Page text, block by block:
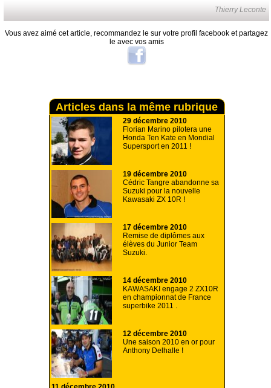
Thierry Leconte
Vous avez aimé cet article, recommandez le sur votre profil facebook et partagez
le avec vos amis
Articles dans la même rubrique
29 décembre 2010
Florian Marino pilotera une
Honda Ten Kate en Mondial
Supersport en 2011 !
19 décembre 2010
Cédric Tangre abandonne sa
Suzuki pour la nouvelle
Kawasaki ZX 10R !
17 décembre 2010
Remise de diplômes aux
élèves du Junior Team
Suzuki.
14 décembre 2010
KAWASAKI engage 2 ZX10R
en championnat de France
superbike 2011 .
12 décembre 2010
Une saison 2010 en or pour
Anthony Delhalle !